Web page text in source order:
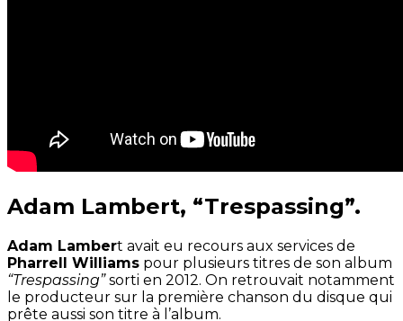
Adam Lambert, “Trespassing”.
Adam Lambert avait eu recours aux services de
Pharrell Williams pour plusieurs titres de son album
“Trespassing”sorti en 2012. On retrouvait notamment
le producteur sur la première chanson du disque qui
prête aussi son titre à l’album.